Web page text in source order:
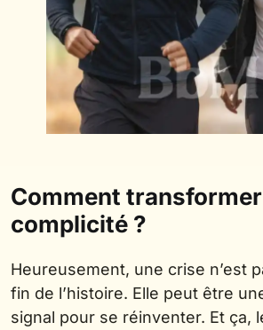
Comment
complicité ?
Heureusement, une crise n’est
fin de l’histoire. Elle peut être
signal pour se réinventer. Et ça,